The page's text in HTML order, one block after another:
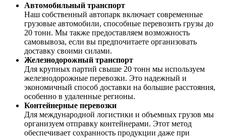
Автомобильный транспорт
Наш собственный автопарк включает современные
грузовые автомобили, способные перевозить грузы до
20 тонн. Мы также предоставляем возможность
самовывоза, если вы предпочитаете организовать
доставку своими силами.
Железнодорожный транспорт
Для крупных партий свыше 20 тонн мы используем
железнодорожные перевозки. Это надежный и
экономичный способ доставки на большие расстояния,
особенно в удаленные регионы.
Контейнерные перевозки
Для международной логистики и объемных грузов мы
организуем отправку контейнерами. Этот метод
обеспечивает сохранность продукции даже при